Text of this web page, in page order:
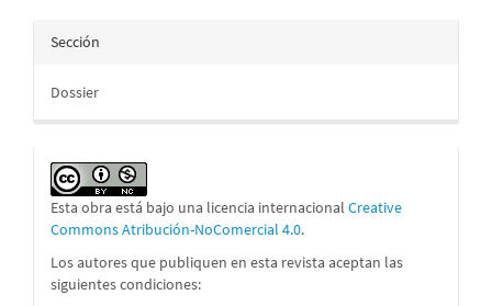
Sección
Dossier
Esta obra está bajo una licencia internacional Creative
Commons Atribución-NoComercial 4.0.
Los autores que publiquen en esta revista aceptan las
siguientes condiciones: